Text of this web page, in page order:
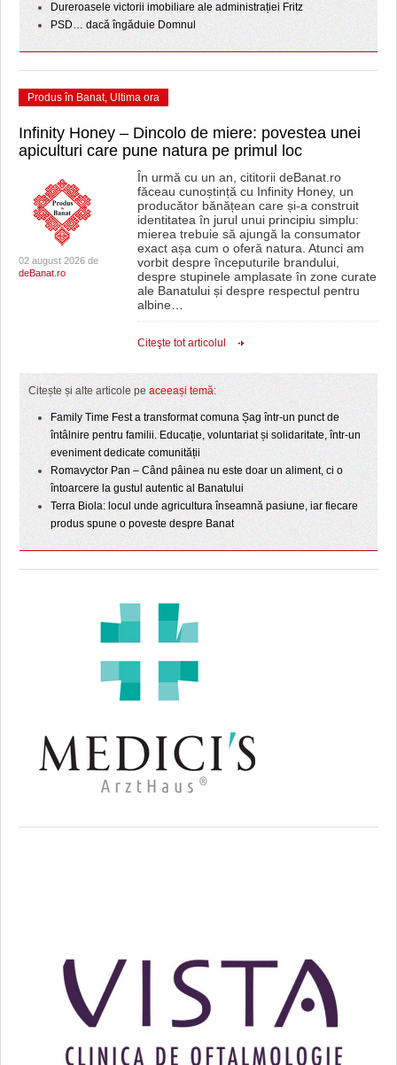
Dureroasele victorii imobiliare ale administrației Fritz
PSD… dacă îngăduie Domnul
Produs în Banat, Ultima ora
Infinity Honey – Dincolo de miere: povestea unei
apiculturi care pune natura pe primul loc
02 august 2026 de
deBanat.ro
În urmă cu un an, cititorii deBanat.ro
făceau cunoștință cu Infinity Honey, un
producător bănățean care și-a construit
identitatea în jurul unui principiu simplu:
mierea trebuie să ajungă la consumator
exact așa cum o oferă natura. Atunci am
vorbit despre începuturile brandului,
despre stupinele amplasate în zone curate
ale Banatului și despre respectul pentru
albine…
Citeşte tot articolul
Citește și alte articole pe aceeași temă:
Family Time Fest a transformat comuna Șag într-un punct de
întâlnire pentru familii. Educație, voluntariat și solidaritate, într-un
eveniment dedicate comunității
Romavyctor Pan – Când pâinea nu este doar un aliment, ci o
întoarcere la gustul autentic al Banatului
Terra Biola: locul unde agricultura înseamnă pasiune, iar fiecare
produs spune o poveste despre Banat